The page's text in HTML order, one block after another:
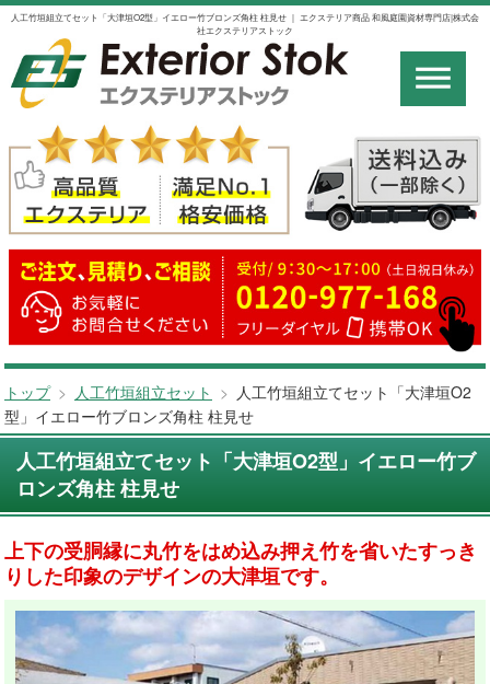
人工竹垣組立てセット「大津垣O2型」イエロー竹ブロンズ角柱 柱見せ ｜ エクステリア商品 和風庭園資材専門店|株式会
社エクステリアストック
トップ > 人工竹垣組立セット > 人工竹垣組立てセット「大津垣O2
型」イエロー竹ブロンズ角柱 柱見せ
人工竹垣組立てセット「大津垣O2型」イエロー竹ブ
ロンズ角柱 柱見せ
上下の受胴縁に丸竹をはめ込み押え竹を省いたすっき
りした印象のデザインの大津垣です。